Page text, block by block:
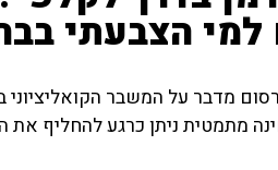
למי הצבעתי
מדבר על המשבר